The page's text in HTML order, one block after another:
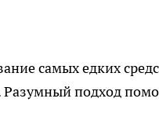
самых едких
подход